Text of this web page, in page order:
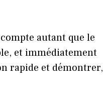
autant que le
et immédiatement
rapide et démontrer,